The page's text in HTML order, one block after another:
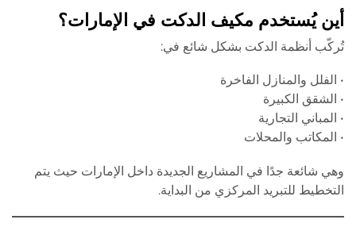
أين يُستخدم مكيف الدكت في الإمارات؟
تُركّب أنظمة الدكت بشكل شائع في:
• الفلل والمنازل الفاخرة
• الشقق الكبيرة
• المباني التجارية
• المكاتب والمحلات
وهي شائعة جدًا في المشاريع الجديدة داخل الإمارات حيث يتم
التخطيط للتبريد المركزي من البداية.